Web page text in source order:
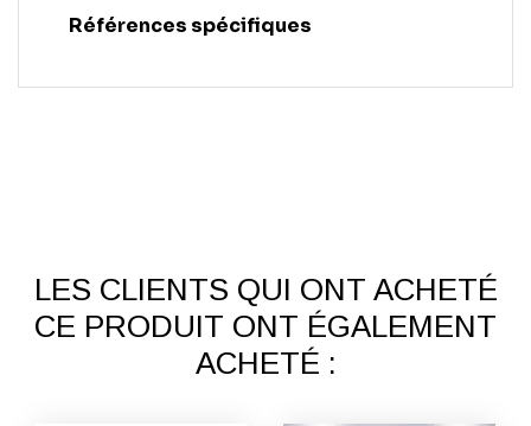
Références spécifiques
LES CLIENTS QUI ONT ACHETÉ
CE PRODUIT ONT ÉGALEMENT
ACHETÉ :